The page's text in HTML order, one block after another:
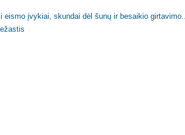
įvykiai, skundai dėl šunų ir besaikio girtavimo...